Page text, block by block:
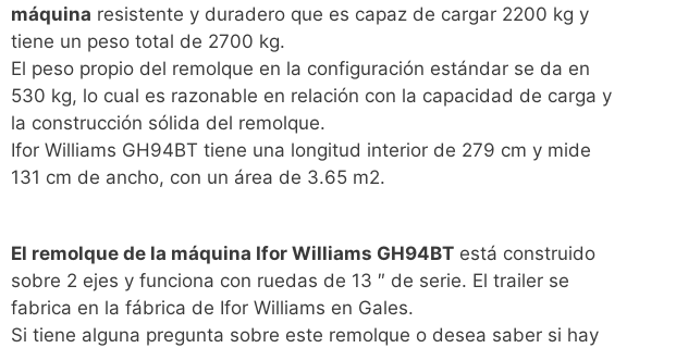
máquina resistente y duradero que es capaz de cargar 2200 kg y
tiene un peso total de 2700 kg.
El peso propio del remolque en la configuración estándar se da en
530 kg, lo cual es razonable en relación con la capacidad de carga y
la construcción sólida del remolque.
Ifor Williams GH94BT tiene una longitud interior de 279 cm y mide
131 cm de ancho, con un área de 3.65 m2.
El remolque de la máquina Ifor Williams GH94BT está construido
sobre 2 ejes y funciona con ruedas de 13 ″ de serie. El trailer se
fabrica en la fábrica de Ifor Williams en Gales.
Si tiene alguna pregunta sobre este remolque o desea saber si hay